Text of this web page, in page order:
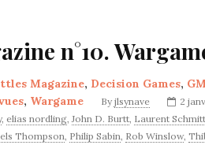
n°10.
Magazine, Decision Games,
, Wargame By jlsynave 2
, elias nordling,John D. Burtt, Laurent Schmitt
Thompson, Philip Sabin, Rob Winslow,